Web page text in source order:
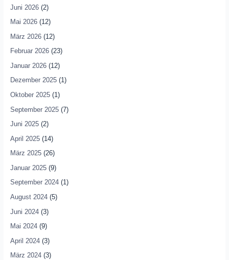
Juni 2026(2)
Mai 2026(12)
März 2026(12)
Februar 2026(23)
Januar 2026(12)
Dezember 2025(1)
Oktober 2025(1)
September 2025(7)
Juni 2025(2)
April 2025(14)
März 2025(26)
Januar 2025(9)
September 2024(1)
August 2024(5)
Juni 2024(3)
Mai 2024(9)
April 2024(3)
März 2024(3)